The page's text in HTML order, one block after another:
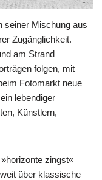
seiner Mischung aus
Zugänglichkeit.
am Strand
folgen, mit
Fotomarkt neue
lebendiger
Künstlern,
zingst«
über klassische